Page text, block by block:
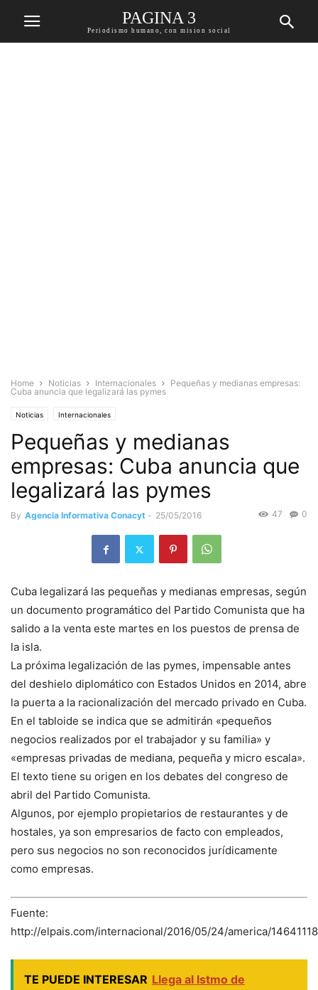
PAGINA 3
Periodismo humano, con mision social
Home Noticias Internacionales
Pequeñas y medianas empresas:
Cuba anuncia que legalizará las pymes
Noticias Internacionales
Pequeñas y medianas
empresas: Cuba anuncia que
legalizará las pymes
By Agencia Informativa Conacyt - 25/05/2016 0
47
Cuba legalizará las pequeñas y medianas empresas, según
un documento programático del Partido Comunista que ha
salido a la venta este martes en los puestos de prensa de
la isla.
La próxima legalización de las pymes, impensable antes
del deshielo diplomático con Estados Unidos en 2014, abre
la puerta a la racionalización del mercado privado en Cuba.
En el tabloide se indica que se admitirán «pequeños
negocios realizados por el trabajador y su familia» y
«empresas privadas de mediana, pequeña y micro escala».
El texto tiene su origen en los debates del congreso de
abril del Partido Comunista.
Algunos, por ejemplo propietarios de restaurantes y de
hostales, ya son empresarios de facto con empleados,
pero sus negocios no son reconocidos jurídicamente
como empresas.
Fuente:
http://elpais.com/internacional/2016/05/24/america/
TE PUEDE INTERESAR Llega al Istmo de